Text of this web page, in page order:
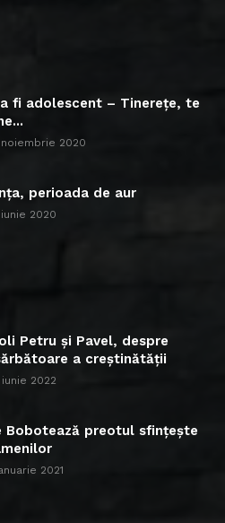
fi adolescent – Tinerețe, te
noiembrie 2020
perioada de aur
2020
Petru și Pavel, despre
a creștinătății
2022
Bobotează preotul sfințește
2021